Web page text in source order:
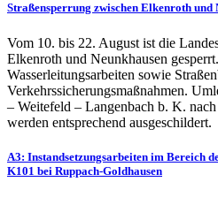
Straßensperrung zwischen Elkenroth und
Vom 10. bis 22. August ist die
Elkenroth und Neunkhausen
Wasserleitungsarbeiten sowie
Verkehrssicherungsmaßnahmen.
– Weitefeld – Langenbach b. K.
werden entsprechend ausgeschildert.
A3: Instandsetzungsarbeiten im Bereich
K101 bei Ruppach-Goldhausen